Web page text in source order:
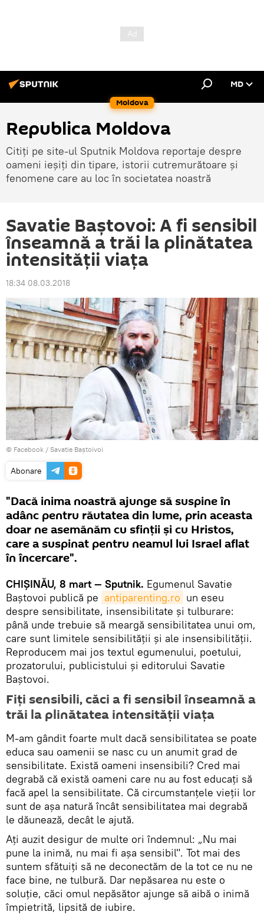
Moldova
MD
Republica Moldova
Citiți pe site-ul Sputnik Moldova reportaje despre
oameni ieșiți din tipare, istorii cutremurătoare și
fenomene care au loc în societatea noastră
Savatie Baștovoi: A fi sensibil
înseamnă a trăi la plinătatea
intensității viața
18:34 08.03.2018
© Facebook / Savatie Baștoivoi
Abonare
"Dacă inima noastră ajunge să suspine în
adânc pentru răutatea din lume, prin aceasta
doar ne asemănăm cu sfinții și cu Hristos,
care a suspinat pentru neamul lui Israel aflat
în încercare".
CHIȘINĂU, 8 mart — Sputnik. Egumenul Savatie
Baștovoi publică pe antiparenting.ro un eseu
despre sensibilitate, insensibilitate și tulburare:
până unde trebuie să meargă sensibilitatea unui om,
care sunt limitele sensibilității și ale insensibilității.
Reproducem mai jos textul egumenului, poetului,
prozatorului, publicistului și editorului Savatie
Baștovoi.
Fiți sensibili, căci a fi sensibil înseamnă a
trăi la plinătatea intensității viața
M-am gândit foarte mult dacă sensibilitatea se poate
educa sau oamenii se nasc cu un anumit grad de
sensibilitate. Există oameni insensibili? Cred mai
degrabă că există oameni care nu au fost educați să
facă apel la sensibilitate. Că circumstanțele vieții lor
sunt de așa natură încât sensibilitatea mai degrabă
le dăunează, decât le ajută.
Ați auzit desigur de multe ori îndemnul: „Nu mai
pune la inimă, nu mai fi așa sensibil". Tot mai des
suntem sfătuiți să ne deconectăm de la tot ce nu ne
face bine, ne tulbură. Dar nepăsarea nu este o
soluție, căci omul nepăsător ajunge să aibă o inimă
împietrită, lipsită de iubire.